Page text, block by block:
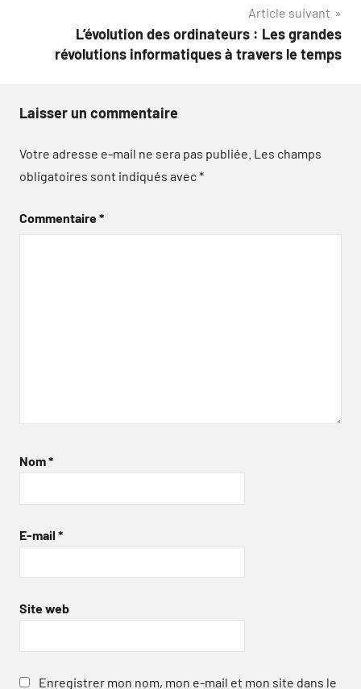
Article suivant
L’évolution des ordinateurs : Les grandes
révolutions informatiques à travers le temps
Laisser un commentaire
Votre adresse e-mail ne sera pas publiée. Les champs
obligatoires sont indiqués avec*
Commentaire*
Nom*
E-mail *
Site web
Enregistrer mon nom, mon e-mail et mon site dans le